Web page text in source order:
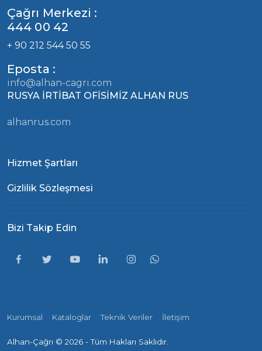
Çağrı Merkezi :
444 00 42
+ 90 212 544 50 55
Eposta :
info@alhan-cagri.com
RUSYA İRTİBAT OFİSİMİZ ALHAN RUS
alhanrus.com
Hizmet Şartları
Gizlilik Sözleşmesi
Bizi Takip Edin
Kurumsal Kataloglar Teknik Veriler İletişim
Alhan-Çağrı © 2026 - Tüm Hakları Saklıdır.